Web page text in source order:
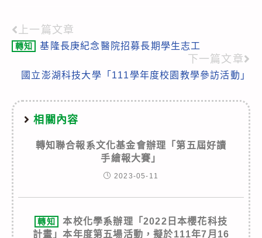
Read
more
articles
上一篇文章
轉知 基隆長庚紀念醫院招募長期學生志工
下一篇文章
國立澎湖科技大學「111學年度校園教學參訪活動」
相關內容
轉知聯合報系文化基金會辦理「第五屆好讀
手繪報大賽」
2023-05-11
轉知
本校化學系辦理「2022日本櫻花科技
計畫」本年度第五場活動，擬於111年7月16